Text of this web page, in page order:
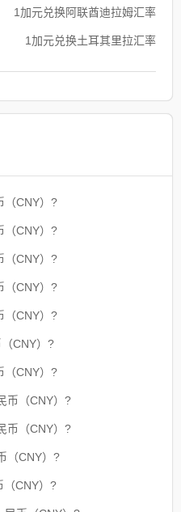
1加元兑换阿联酋迪拉姆汇率
1加元兑换土耳其里拉汇率
（CNY）?
（CNY）?
（CNY）?
（CNY）?
（CNY）?
CNY）?
（CNY）?
币（CNY）?
币（CNY）?
（CNY）?
（CNY）?